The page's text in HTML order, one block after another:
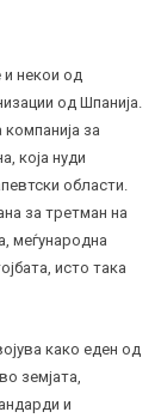
и некои од
од Шпанија.
за
која нуди
области.
за третман на
меѓународна
исто така
како еден од
земјата,
и